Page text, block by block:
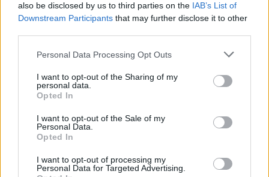
also be disclosed by us to third parties on the IAB’s List of
Downstream Participants that may further disclose it to other
Personal Data Processing Opt Outs
I want to opt-out of the Sharing of my
personal data.
Opted In
I want to opt-out of the Sale of my
Personal Data.
Opted In
I want to opt-out of processing my
Personal Data for Targeted Advertising.
κέρδη 313 εκατ. ευρώ
σε 843 μέσα ενημέρωσης-
Ξεκίνησε το πενταετές
πρόγραμμα ενίσχυσης του
ξεκίνησε το πρόγραμμα
στήριξης- Κάλυψη εισφορών